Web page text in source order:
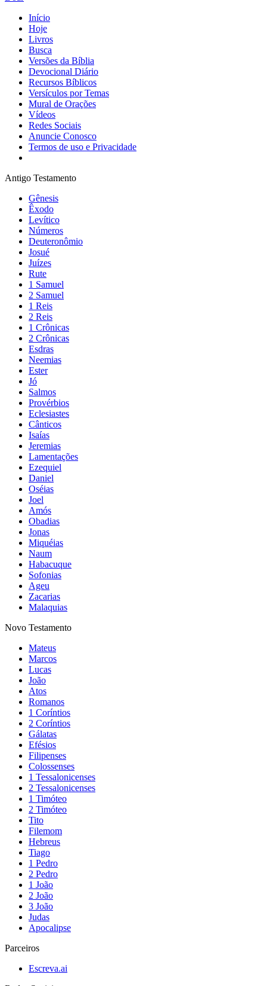
Início
Hoje
Livros
Busca
Versões da Bíblia
Devocional Diário
Recursos Bíblicos
Versículos por Temas
Mural de Orações
Vídeos
Redes Sociais
Anuncie Conosco
Termos de uso e Privacidade
Antigo Testamento
Gênesis
Êxodo
Levítico
Números
Deuteronômio
Josué
Juízes
Rute
1 Samuel
2 Samuel
1 Reis
2 Reis
1 Crônicas
2 Crônicas
Esdras
Neemias
Ester
Jó
Salmos
Provérbios
Eclesiastes
Cânticos
Isaías
Jeremias
Lamentações
Ezequiel
Daniel
Oséias
Joel
Amós
Obadias
Jonas
Miquéias
Naum
Habacuque
Sofonias
Ageu
Zacarias
Malaquias
Novo Testamento
Mateus
Marcos
Lucas
João
Atos
Romanos
1 Coríntios
2 Coríntios
Gálatas
Efésios
Filipenses
Colossenses
1 Tessalonicenses
2 Tessalonicenses
1 Timóteo
2 Timóteo
Tito
Filemom
Hebreus
Tiago
1 Pedro
2 Pedro
1 João
2 João
3 João
Judas
Apocalipse
Parceiros
Escreva.ai